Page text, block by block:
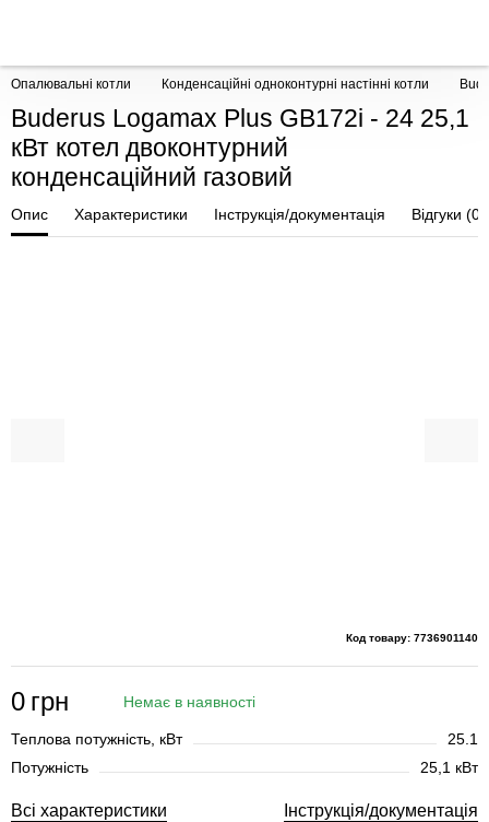
Опалювальні котли Конденсаційні одноконтурні настінні котли
Buderus Logamax Plus GB172i - 24 25,1
кВт котел двоконтурний
конденсаційний газовий
Опис Характеристики Інструкція/документація Відгуки (0)
Код товару: 7736901140
0 грн Немає в наявності
Теплова потужність, кВт
25.1
Потужність
25,1 кВт
Всі характеристики Інструкція/документація